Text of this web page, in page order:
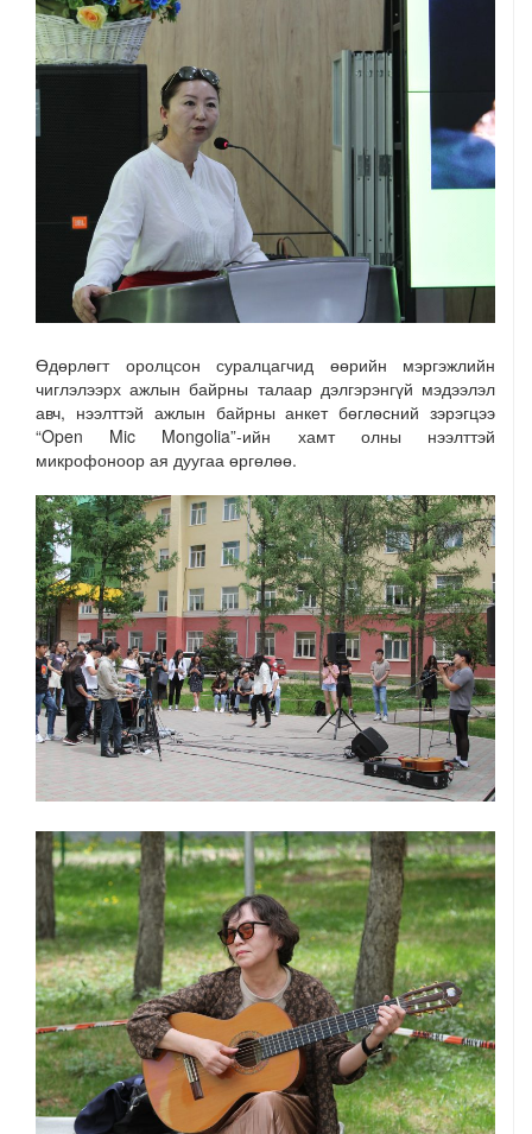
Өдөрлөгт оролцсон суралцагчид өөрийн мэргэжлийн
чиглэлээрх ажлын байрны талаар дэлгэрэнгүй мэдээлэл
авч, нээлттэй ажлын байрны анкет бөглөсний зэрэгцээ
“Open Mic Mongolia”-ийн хамт олны нээлттэй
микрофоноор ая дуугаа өргөлөө.